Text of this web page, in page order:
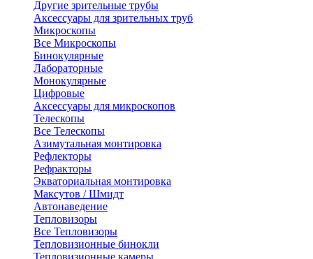
Другие зрительные трубы
Аксессуары для зрительных труб
Микроскопы
Все Микроскопы
Бинокулярные
Лабораторные
Монокулярные
Цифровые
Аксессуары для микроскопов
Телескопы
Все Телескопы
Азимутальная монтировка
Рефлекторы
Рефракторы
Экваториальная монтировка
Максутов / Шмидт
Автонаведение
Тепловизоры
Все Тепловизоры
Тепловизионные бинокли
Тепловизионные камеры